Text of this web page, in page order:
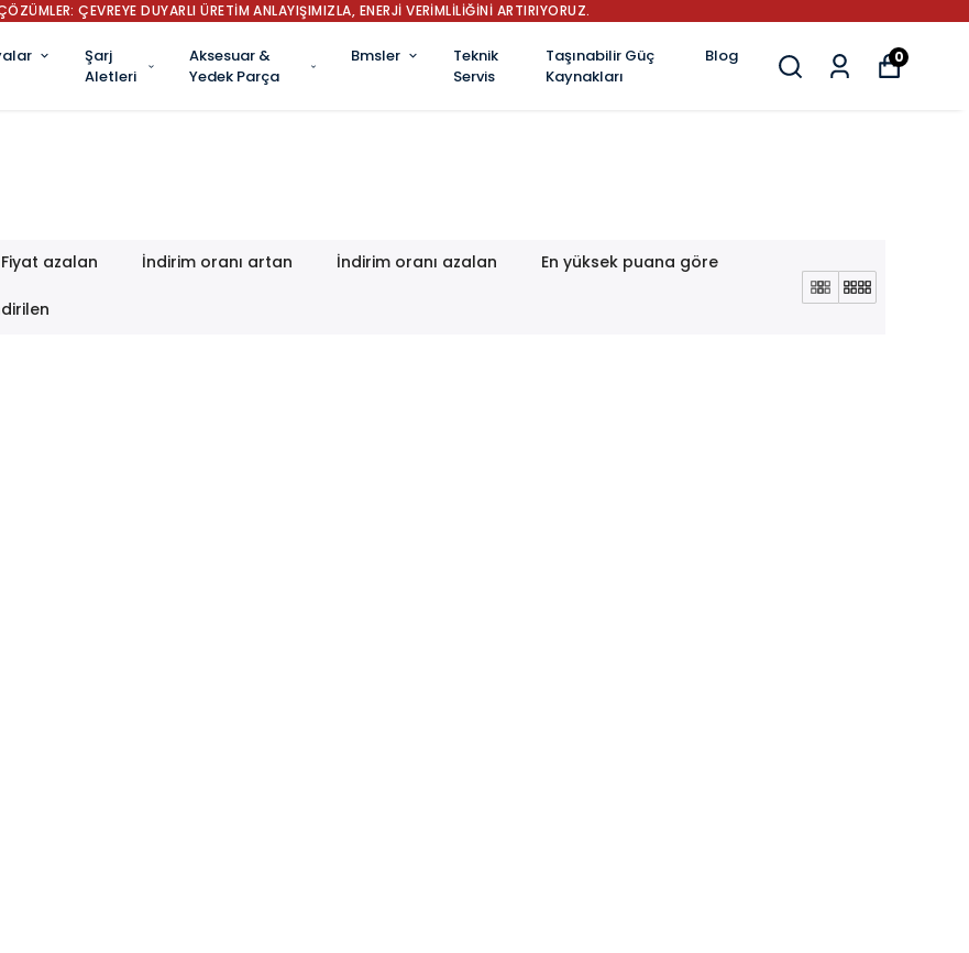
ÇEVREYE DUYARLI ÜRETİM ANLAYIŞIMIZLA, ENERJİ VERİMLİLİĞİNİ ARTIRIYORUZ.
Şarj
Aletleri
Aksesuar &
Yedek Parça
Bmsler
Teknik
Servis
Taşınabilir Güç
Kaynakları
Blog 0
Fiyat azalan İndirim oranı artan İndirim oranı azalan En yüksek puana göre